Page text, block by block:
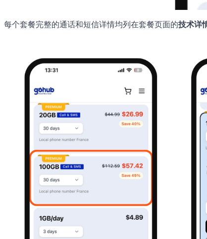
每个套餐完整的通话和短信详情均列在套餐页面的技术详